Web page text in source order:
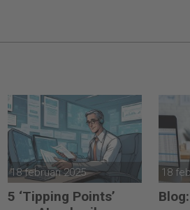
18 februari 2025
5 ‘Tipping Points’
18